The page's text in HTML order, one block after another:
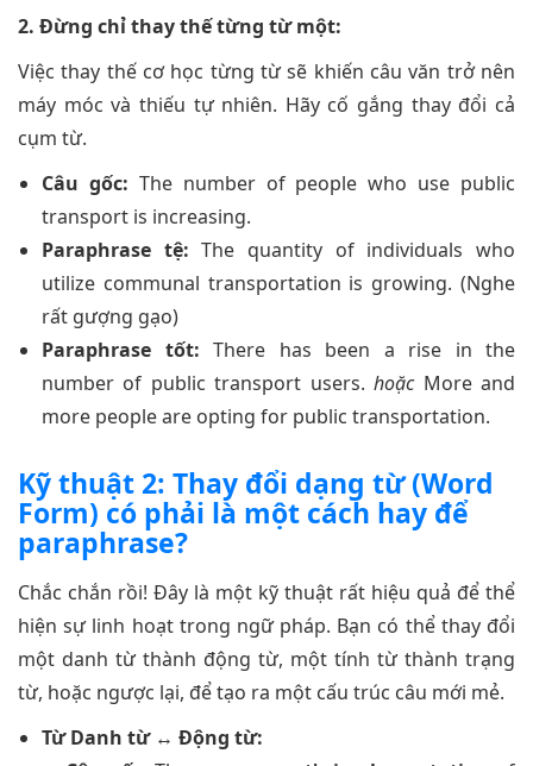
2. Đừng chỉ thay thế từng từ một:
Việc thay thế cơ học từng từ sẽ khiến câu văn trở nên
máy móc và thiếu tự nhiên. Hãy cố gắng thay đổi cả
cụm từ.
Câu gốc: The number of people who use public
transport is increasing.
Paraphrase tệ: The quantity of individuals who
utilize communal transportation is growing. (Nghe
rất gượng gạo)
Paraphrase tốt: There has been a rise in the
number of public transport users.hoặcMore and
more people are opting for public transportation.
Kỹ thuật 2: Thay đổi dạng từ (Word
Form) có phải là một cách hay để
paraphrase?
Chắc chắn rồi! Đây là một kỹ thuật rất hiệu quả để thể
hiện sự linh hoạt trong ngữ pháp. Bạn có thể thay đổi
một danh từ thành động từ, một tính từ thành trạng
từ, hoặc ngược lại, để tạo ra một cấu trúc câu mới mẻ.
Từ Danh từ ↔ Động từ: